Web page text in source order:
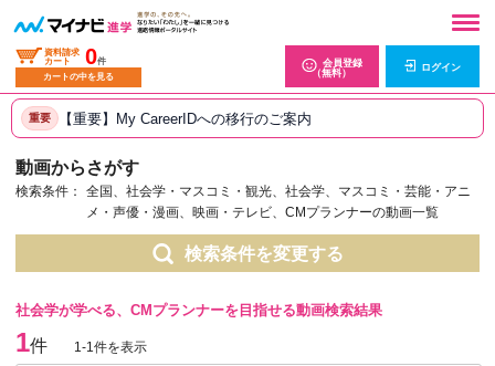
資料請求
カート
0件
カートの中を見る
会員登録
（無料）
ログイン
重要 【重要】My CareerIDへの移行のご案内
動画からさがす
検索条件：
全国、社会学・マスコミ・観光、社会学、マスコミ・芸能・アニ
メ・声優・漫画、映画・テレビ、CMプランナーの動画一覧
検索条件を変更する
社会学が学べる、CMプランナーを目指せる動画検索結果
1件 1-1件を表示